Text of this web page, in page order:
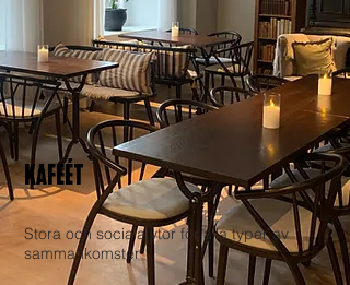
KAFEÉT
Stora och sociala ytor för alla typer av
sammankomster